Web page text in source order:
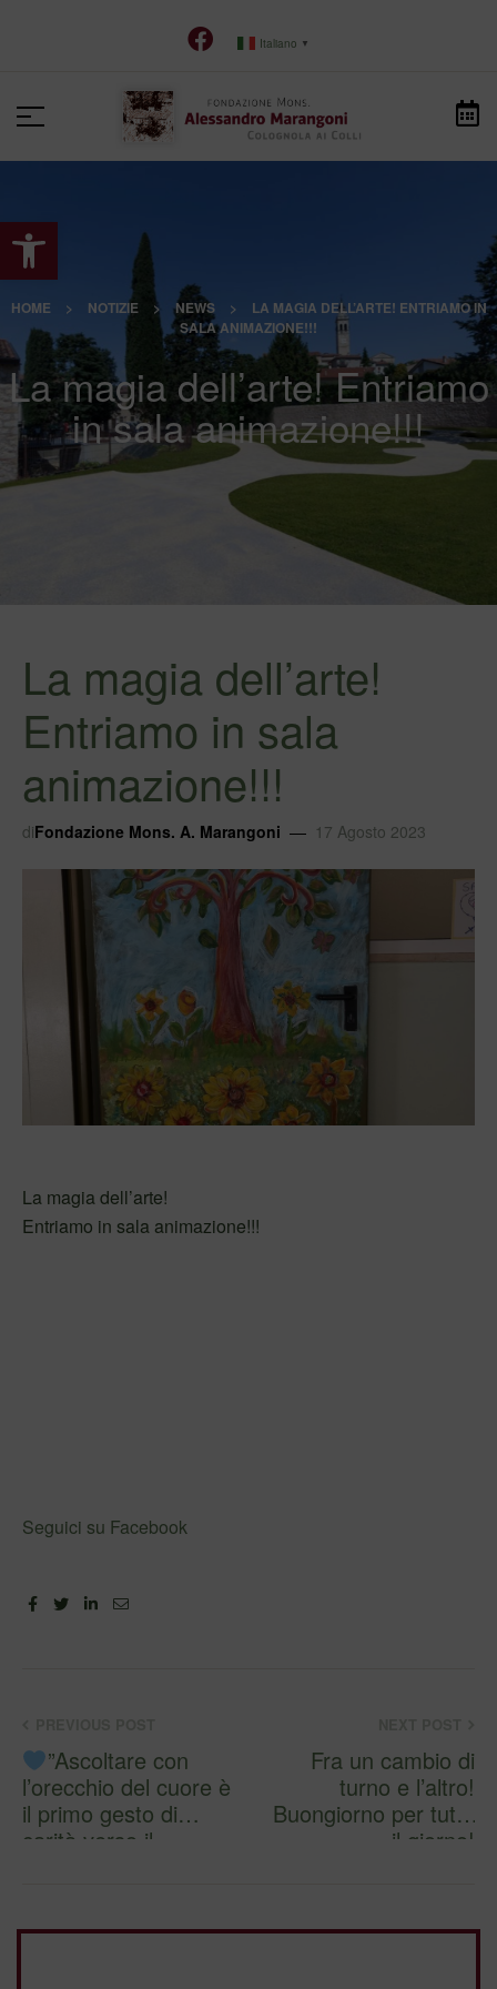
Apri la barra degli strumenti
Italiano ▼
HOME > NOTIZIE > NEWS >
LA MAGIA DELL’ARTE! ENTRIAMO IN
SALA ANIMAZIONE!!!
La magia dell’arte! Entriamo
in sala animazione!!!
La magia dell’arte!
Entriamo in sala
animazione!!!
diFondazione Mons. A. Marangoni 17 Agosto 2023
La magia dell’arte!
Entriamo in sala animazione!!!
Seguici su Facebook
FacebookTwitterLinkedin
Email
”Ascoltare con
l’orecchio del cuore è
il primo gesto di
carità verso il
Fra un cambio di
turno e l’altro!
Buongiorno per tutto
il giorno!